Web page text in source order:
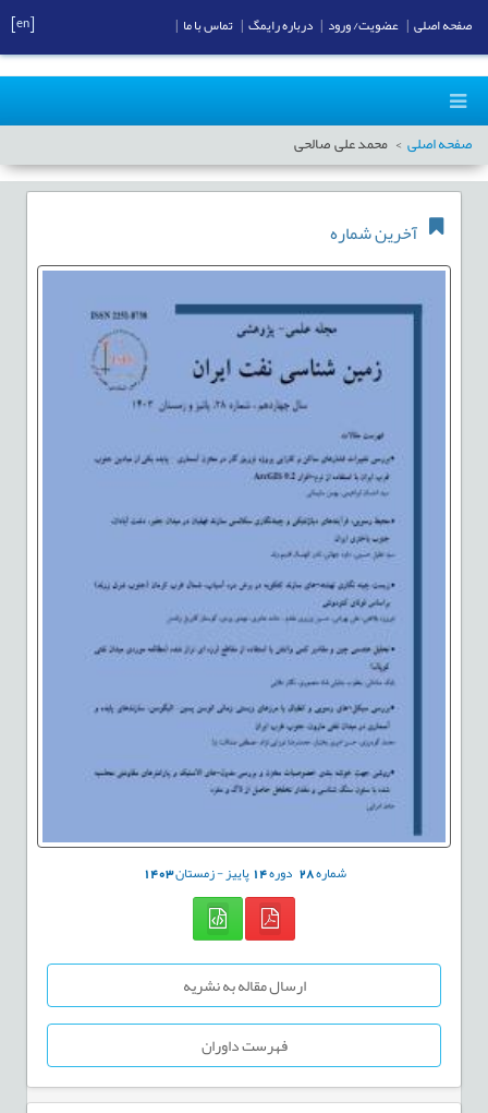
صفحه اصلی محمد علی صالحی
آخرین شماره
شماره28 دوره14پاییز - زمستان1403
ارسال مقاله به نشریه
فهرست داوران
صفحه اصلی عضویت/ ورود درباره رایمگ تماس با ما